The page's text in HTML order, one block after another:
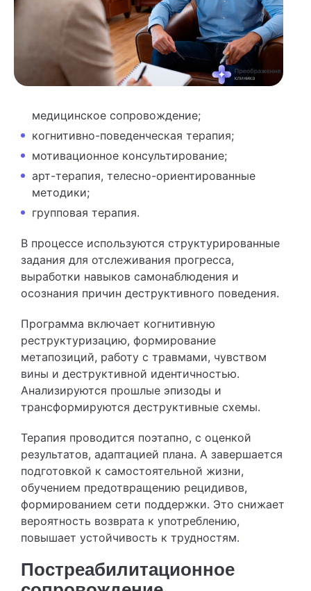
медицинское сопровождение;
когнитивно-поведенческая терапия;
мотивационное консультирование;
арт-терапия, телесно-ориентированные
методики;
групповая терапия.
В процессе используются структурированные
задания для отслеживания прогресса,
выработки навыков самонаблюдения и
осознания причин деструктивного поведения.
Программа включает когнитивную
реструктуризацию, формирование
метапозиций, работу с травмами, чувством
вины и деструктивной идентичностью.
Анализируются прошлые эпизоды и
трансформируются деструктивные схемы.
Терапия проводится поэтапно, с оценкой
результатов, адаптацией плана. А завершается
подготовкой к самостоятельной жизни,
обучением предотвращению рецидивов,
формированием сети поддержки. Это снижает
вероятность возврата к употреблению,
повышает устойчивость к трудностям.
Постреабилитационное